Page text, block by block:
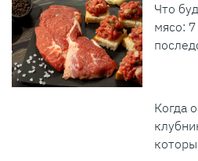
Что
мясо:
Когда